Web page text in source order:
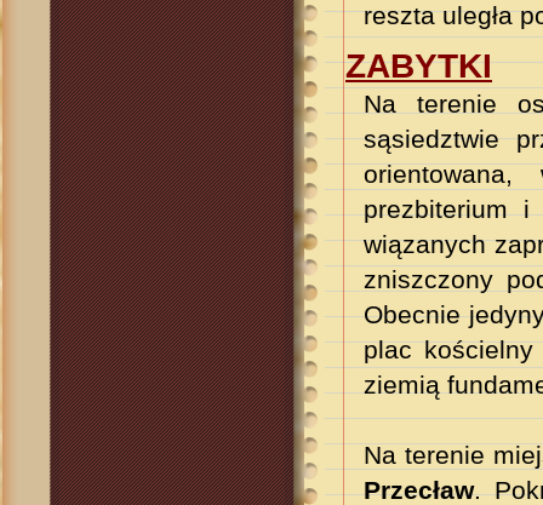
reszta uległa
ZABYTKI
Na terenie
sąsiedztwie
prezbiterium i
wiązanych
zniszczony
Obecnie
plac
ziemią
Na terenie
Przecław.